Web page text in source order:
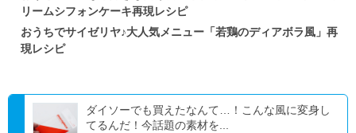
リームシフォンケーキ再現レシピ
おうちでサイゼリヤ♪大人気メニュー「若鶏のディアボラ風」再
現レシピ
ダイソーでも買えたなんて…！こんな風に変身し
てるんだ！今話題の素材を...